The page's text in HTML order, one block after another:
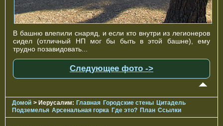
В башню влепили снаряд, и если кто внутри из легионеров
сидел (отличный НП мог бы быть в этой башне), ему
трудно позавидовать...
Следующее фото ->
Домой > Иерусалим: Главная Городские стены Цитадель
Подземелья Арсенальная горка Где это? План Ссылки